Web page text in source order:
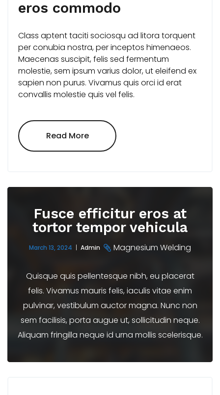
eros commodo
Class aptent taciti sociosqu ad litora torquent
per conubia nostra, per inceptos himenaeos.
Maecenas suscipit, felis sed fermentum
molestie, sem ipsum varius dolor, ut eleifend ex
sapien non purus. Vivamus quis orci id erat
convallis molestie quis vel felis.
Read More"Integer
Risus
Fusce efficitur eros at
tortor tempor vehicula
March 13, 2024 Admin Magnesium Welding
Quisque quis pellentesque nibh, eu placerat
felis. Vivamus mauris felis, iaculis vitae enim
pulvinar, vestibulum auctor magna. Nunc non
sem facilisis, porta augue ut, sollicitudin neque.
Aliquam fringilla neque id urna mollis scelerisque.